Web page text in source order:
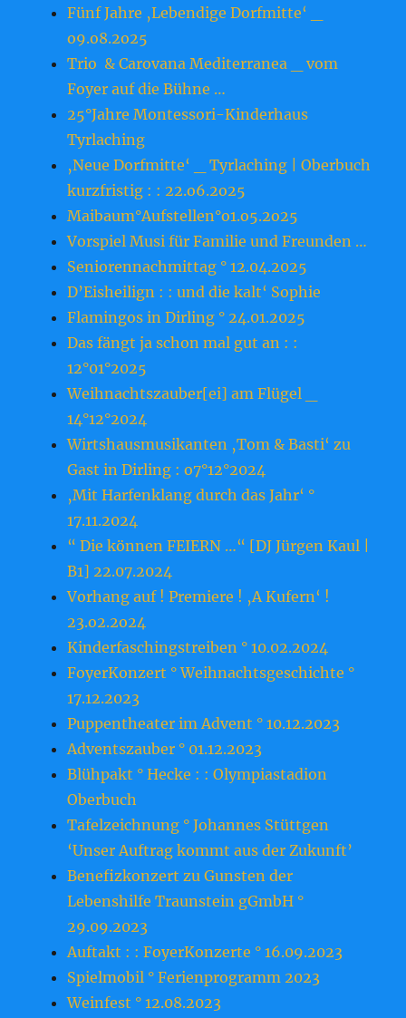
Fünf Jahre ‚Lebendige Dorfmitte‘ _
o9.o8.2o25
Trio & Carovana Mediterranea _ vom
Foyer auf die Bühne …
25°Jahre Montessori-Kinderhaus
Tyrlaching
‚Neue Dorfmitte‘ _ Tyrlaching | Oberbuch
kurzfristig : : 22.o6.2o25
Maibaum°Aufstellen°o1.o5.2o25
Vorspiel Musi für Familie und Freunden …
Seniorennachmittag ° 12.04.2025
D’Eisheilign : : und die kalt‘ Sophie
Flamingos in Dirling ° 24.01.2025
Das fängt ja schon mal gut an : :
12°01°2025
Weihnachtszauber[ei] am Flügel _
14°12°2024
Wirtshausmusikanten ‚Tom & Basti‘ zu
Gast in Dirling : o7°12°2024
‚Mit Harfenklang durch das Jahr‘ °
17.11.2024
“ Die können FEIERN …“ [DJ Jürgen Kaul |
B1] 22.07.2024
Vorhang auf ! Premiere ! ‚A Kufern‘ !
23.o2.2o24
Kinderfaschingstreiben ° 10.02.2024
FoyerKonzert ° Weihnachtsgeschichte °
17.12.2023
Puppentheater im Advent ° 10.12.2023
Adventszauber ° 01.12.2023
Blühpakt ° Hecke : : Olympiastadion
Oberbuch
Tafelzeichnung ° Johannes Stüttgen
‘Unser Auftrag kommt aus der Zukunft’
Benefizkonzert zu Gunsten der
Lebenshilfe Traunstein gGmbH °
29.09.2023
Auftakt : : FoyerKonzerte ° 16.09.2023
Spielmobil ° Ferienprogramm 2023
Weinfest ° 12.08.2023